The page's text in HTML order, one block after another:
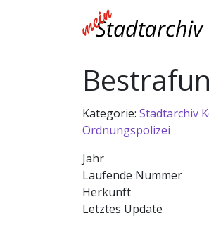
Kategorie: Stadtarchiv
Ordnungspolizei
Jahr
Laufende Nummer
Herkunft
Letztes Update